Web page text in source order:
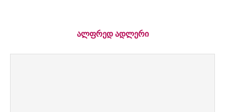
ᲐᲚᲤᲠᲔᲓ ᲐᲓᲚᲔᲠᲘ